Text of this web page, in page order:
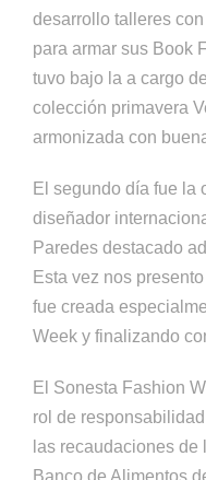
desarrollo talleres
para armar sus Book
tuvo bajo la a cargo
colección primavera
armonizada con
El segundo día fue la
diseñador
Paredes destacado
Esta vez nos
fue creada
Week y finalizando
El Sonesta Fashion
rol de
las recaudaciones de
Banco de Alimentos